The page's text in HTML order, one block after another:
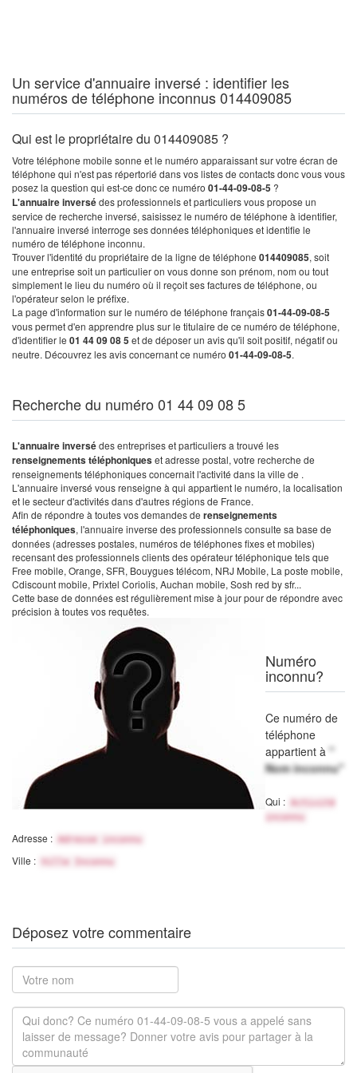
Un service d'annuaire inversé : identifier les
numéros de téléphone inconnus 014409085
Qui est le propriétaire du 014409085 ?
Votre téléphone mobile sonne et le numéro apparaissant sur votre écran de
téléphone qui n'est pas répertorié dans vos listes de contacts donc vous vous
posez la question qui est-ce donc ce numéro 01-44-09-08-5 ?
L'annuaire inversédes professionnels et particuliers vous propose un
service de recherche inversé, saisissez le numéro de téléphone à identifier,
l'annuaire inversé interroge ses données téléphoniques et identifie le
numéro de téléphone inconnu.
Trouver l'identité du propriétaire de la ligne de téléphone 014409085, soit
une entreprise soit un particulier on vous donne son prénom, nom ou tout
simplement le lieu du numéro où il reçoit ses factures de téléphone, ou
l'opérateur selon le préfixe.
La page d'information sur le numéro de téléphone français01-44-09-08-5
vous permet d'en apprendre plus sur le titulaire de ce numéro de téléphone,
d'identifier le 01 44 09 08 5et de déposer un avis qu'il soit positif, négatif ou
neutre. Découvrez les avis concernant ce numéro 01-44-09-08-5.
Recherche du numéro 01 44 09 08 5
L'annuaire inversédes entreprises et particuliers a trouvé les
renseignements téléphoniqueset adresse postal, votre recherche de
renseignements téléphoniques concernait l'activité dans la ville de .
L'annuaire inversé vous renseigne à qui appartient le numéro, la localisation
et le secteur d'activités dans d'autres régions de France.
Afin de répondre à toutes vos demandes de renseignements
téléphoniques, l'annuaire inverse des professionnels consulte sa base de
données (adresses postales, numéros de téléphones fixes et mobiles)
recensant des professionnels clients des opérateur téléphonique tels que
Free mobile, Orange, SFR, Bouygues télécom, NRJ Mobile, La poste mobile,
Cdiscount mobile, Prixtel Coriolis, Auchan mobile, Sosh red by sfr...
Cette base de données est régulièrement mise à jour pour de répondre avec
précision à toutes vos requêtes.
Numéro
inconnu?
Ce numéro de
téléphone
appartient à "
Nom inconnu"
Qui :
Activité
inconnu
Adresse : Adresse inconnu
Ville : Ville Inconnu
Déposez votre commentaire